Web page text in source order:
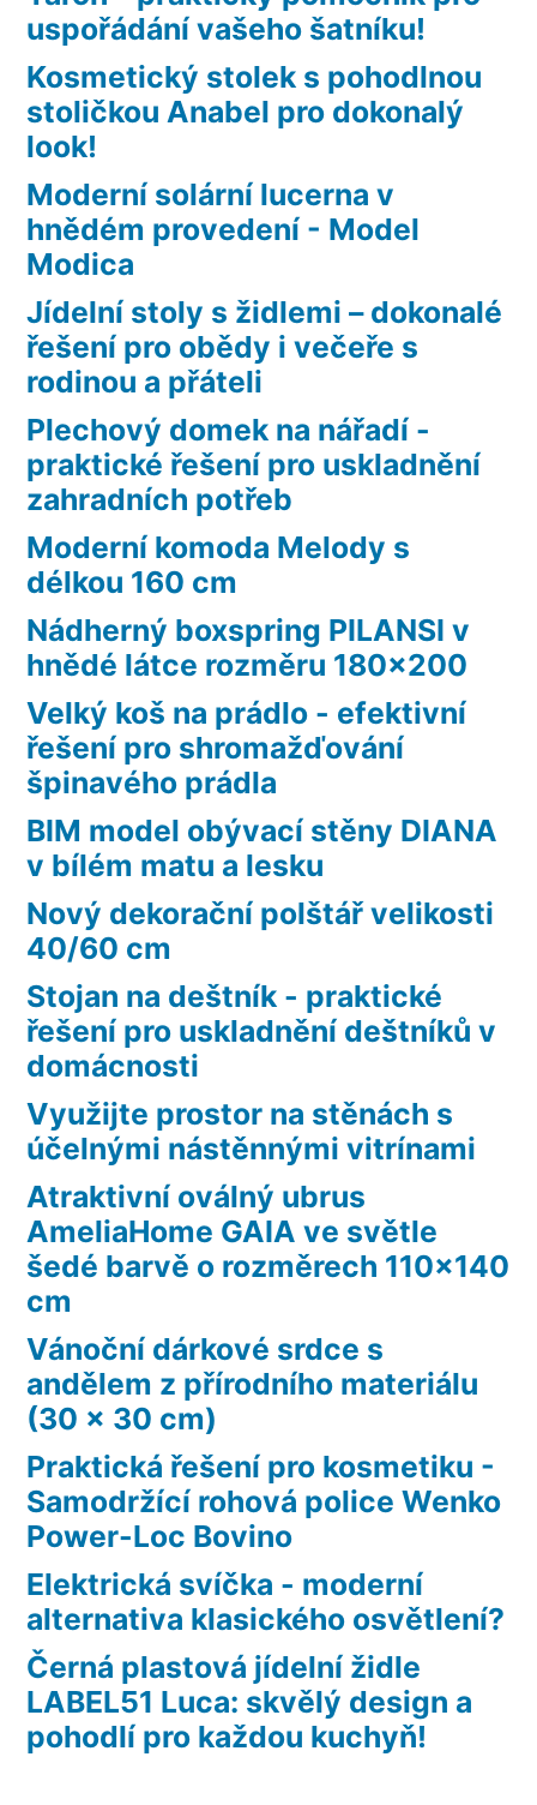
uspořádání vašeho šatníku!
Kosmetický stolek s pohodlnou
stoličkou Anabel pro dokonalý
look!
Moderní solární lucerna v
hnědém provedení - Model
Modica
Jídelní stoly s židlemi – dokonalé
řešení pro obědy i večeře s
rodinou a přáteli
Plechový domek na nářadí -
praktické řešení pro uskladnění
zahradních potřeb
Moderní komoda Melody s
délkou 160 cm
Nádherný boxspring PILANSI v
hnědé látce rozměru 180×200
Velký koš na prádlo - efektivní
řešení pro shromažďování
špinavého prádla
BIM model obývací stěny DIANA
v bílém matu a lesku
Nový dekorační polštář velikosti
40/60 cm
Stojan na deštník - praktické
řešení pro uskladnění deštníků v
domácnosti
Využijte prostor na stěnách s
účelnými nástěnnými vitrínami
Atraktivní oválný ubrus
AmeliaHome GAIA ve světle
šedé barvě o rozměrech 110×140
cm
Vánoční dárkové srdce s
andělem z přírodního materiálu
(30 x 30 cm)
Praktická řešení pro kosmetiku -
Samodržící rohová police Wenko
Power-Loc Bovino
Elektrická svíčka - moderní
alternativa klasického osvětlení?
Černá plastová jídelní židle
LABEL51 Luca: skvělý design a
pohodlí pro každou kuchyň!